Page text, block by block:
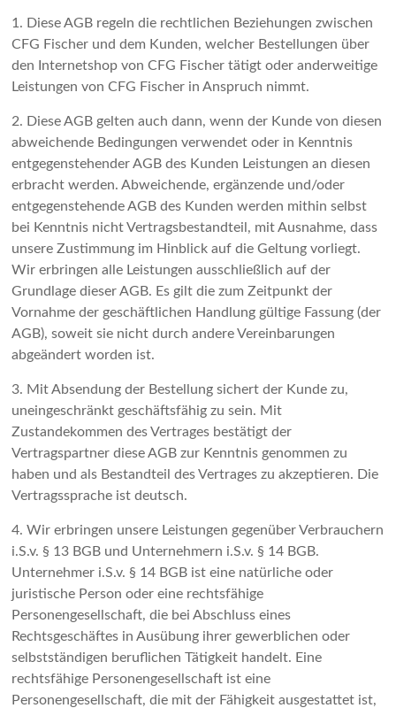
1. Diese AGB regeln die rechtlichen Beziehungen zwischen
CFG Fischer und dem Kunden, welcher Bestellungen über
den Internetshop von CFG Fischer tätigt oder anderweitige
Leistungen von CFG Fischer in Anspruch nimmt.
2. Diese AGB gelten auch dann, wenn der Kunde von diesen
abweichende Bedingungen verwendet oder in Kenntnis
entgegenstehender AGB des Kunden Leistungen an diesen
erbracht werden. Abweichende, ergänzende und/oder
entgegenstehende AGB des Kunden werden mithin selbst
bei Kenntnis nicht Vertragsbestandteil, mit Ausnahme, dass
unsere Zustimmung im Hinblick auf die Geltung vorliegt.
Wir erbringen alle Leistungen ausschließlich auf der
Grundlage dieser AGB. Es gilt die zum Zeitpunkt der
Vornahme der geschäftlichen Handlung gültige Fassung (der
AGB), soweit sie nicht durch andere Vereinbarungen
abgeändert worden ist.
3. Mit Absendung der Bestellung sichert der Kunde zu,
uneingeschränkt geschäftsfähig zu sein. Mit
Zustandekommen des Vertrages bestätigt der
Vertragspartner diese AGB zur Kenntnis genommen zu
haben und als Bestandteil des Vertrages zu akzeptieren. Die
Vertragssprache ist deutsch.
4. Wir erbringen unsere Leistungen gegenüber Verbrauchern
i.S.v. § 13 BGB und Unternehmern i.S.v. § 14 BGB.
Unternehmer i.S.v. § 14 BGB ist eine natürliche oder
juristische Person oder eine rechtsfähige
Personengesellschaft, die bei Abschluss eines
Rechtsgeschäftes in Ausübung ihrer gewerblichen oder
selbstständigen beruflichen Tätigkeit handelt. Eine
rechtsfähige Personengesellschaft ist eine
Personengesellschaft, die mit der Fähigkeit ausgestattet ist,